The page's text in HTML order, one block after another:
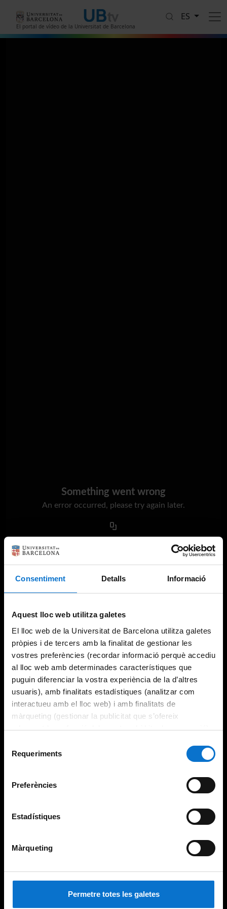
Consentiment Detalls Informació
Aquest lloc web utilitza galetes
El lloc web de la Universitat de Barcelona utilitza galetes
pròpies i de tercers amb la finalitat de gestionar les
vostres preferències (recordar informació perquè accediu
al lloc web amb determinades característiques que
puguin diferenciar la vostra experiència de la d’altres
usuaris), amb finalitats estadístiques (analitzar com
interactueu amb el lloc web) i amb finalitats de
màrqueting (gestionar la publicitat que s’ofereix
adequant-la en funció dels vostres hàbits de navegació).
consultar laPolítica de galetes del lloc web de la
Requeriments
Preferències
Estadístiques
Màrqueting
Permetre totes les galetes
El portal de vídeo de la Universitat de Barcelona
ES
Something went wrong
An error occurred, please try again later.